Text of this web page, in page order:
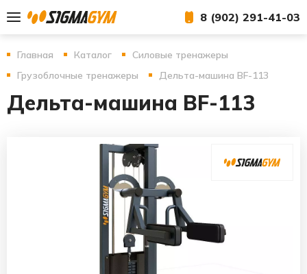
8 (902) 291-41-03
Главная Каталог
Силовые тренажеры
Грузоблочные тренажеры
Дельта-машина BF-113
Дельта-машина BF-113